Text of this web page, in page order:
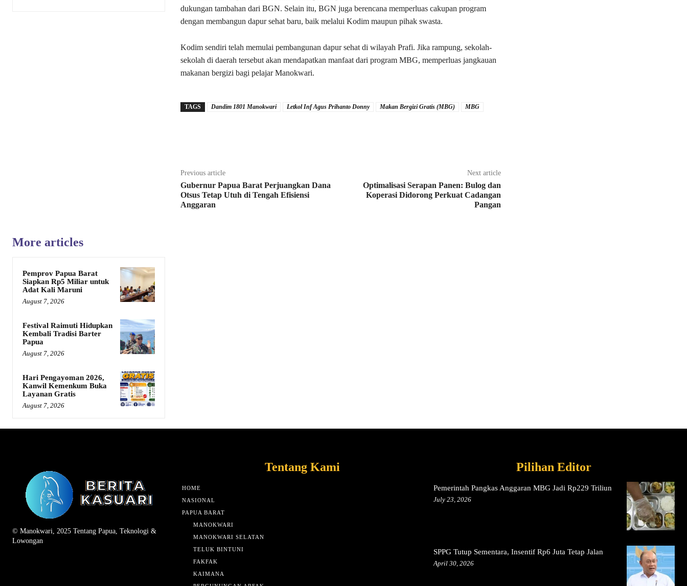
dukungan tambahan dari BGN. Selain itu, BGN juga berencana memperluas cakupan program
dengan membangun dapur sehat baru, baik melalui Kodim maupun pihak swasta.
Kodim sendiri telah memulai pembangunan dapur sehat di wilayah Prafi. Jika rampung, sekolah-
sekolah di daerah tersebut akan mendapatkan manfaat dari program MBG, memperluas jangkauan
makanan bergizi bagi pelajar Manokwari.
TAGS Dandim 1801 Manokwari Letkol Inf Agus Prihanto Donny Makan Bergizi Gratis (MBG) MBG
Previous article
Gubernur Papua Barat Perjuangkan Dana
Otsus Tetap Utuh di Tengah Efisiensi
Anggaran
Next article
Optimalisasi Serapan Panen: Bulog dan
Koperasi Didorong Perkuat Cadangan
Pangan
More articles
Pemprov Papua Barat
Siapkan Rp5 Miliar untuk
Adat Kali Maruni
August 7, 2026
Festival Raimuti Hidupkan
Kembali Tradisi Barter
Papua
August 7, 2026
Hari Pengayoman 2026,
Kanwil Kemenkum Buka
Layanan Gratis
August 7, 2026
© Manokwari, 2025 Tentang Papua, Teknologi &
Lowongan
Tentang Kami
HOME
NASIONAL
PAPUA BARAT
MANOKWARI
MANOKWARI SELATAN
TELUK BINTUNI
FAKFAK
KAIMANA
Pilihan Editor
Pemerintah Pangkas Anggaran MBG Jadi Rp229 Triliun
July 23, 2026
SPPG Tutup Sementara, Insentif Rp6 Juta Tetap Jalan
April 30, 2026